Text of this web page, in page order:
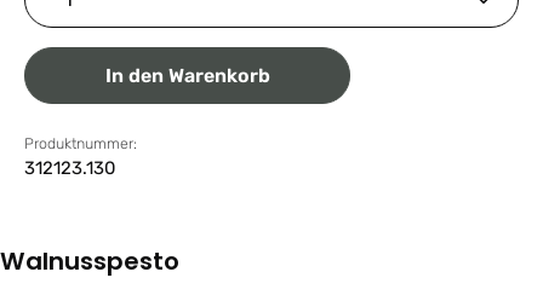
In den Warenkorb
Produktnummer:
312123.130
Walnusspesto